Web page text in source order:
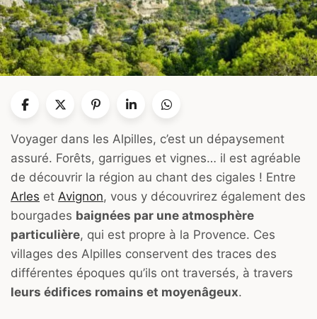
Voyager dans les Alpilles, c’est un dépaysement
assuré. Forêts, garrigues et vignes… il est agréable
de découvrir la région au chant des cigales ! Entre
Arles et Avignon, vous y découvrirez également des
bourgades baignées par une atmosphère
particulière, qui est propre à la Provence. Ces
villages des Alpilles conservent des traces des
différentes époques qu’ils ont traversés, à travers
leurs édifices romains et moyenâgeux.